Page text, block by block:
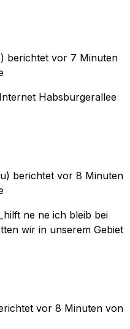
berichtet vor 7 Minuten
Habsburgerallee
berichtet vor 8 Minuten
ne ne ich bleib bei
wir in unserem Gebiet
vor 8 Minuten von